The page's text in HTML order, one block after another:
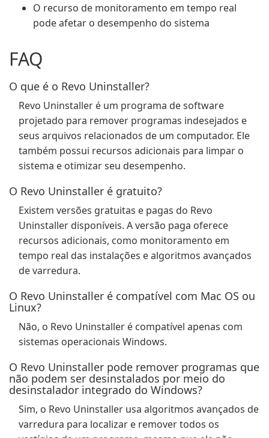
O recurso de monitoramento em tempo real
pode afetar o desempenho do sistema
FAQ
O que é o Revo Uninstaller?
Revo Uninstaller é um programa de software
projetado para remover programas indesejados e
seus arquivos relacionados de um computador. Ele
também possui recursos adicionais para limpar o
sistema e otimizar seu desempenho.
O Revo Uninstaller é gratuito?
Existem versões gratuitas e pagas do Revo
Uninstaller disponíveis. A versão paga oferece
recursos adicionais, como monitoramento em
tempo real das instalações e algoritmos avançados
de varredura.
O Revo Uninstaller é compatível com Mac OS ou
Linux?
Não, o Revo Uninstaller é compatível apenas com
sistemas operacionais Windows.
O Revo Uninstaller pode remover programas que
não podem ser desinstalados por meio do
desinstalador integrado do Windows?
Sim, o Revo Uninstaller usa algoritmos avançados de
varredura para localizar e remover todos os